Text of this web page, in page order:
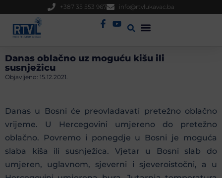
+387 35 553 967 info@rtvlukavac.ba
Danas oblačno uz moguću kišu ili
susnježicu
Objavljeno: 15.12.2021.
Danas u Bosni će preovladavati pretežno oblačno
vrijeme. U Hercegovini umjereno do pretežno
oblačno. Povremo i ponegdje u Bosni je moguća
slaba kiša ili susnježica. Vjetar u Bosni slab do
umjeren, uglavnom, sjeverni i sjeveroistočni, a u